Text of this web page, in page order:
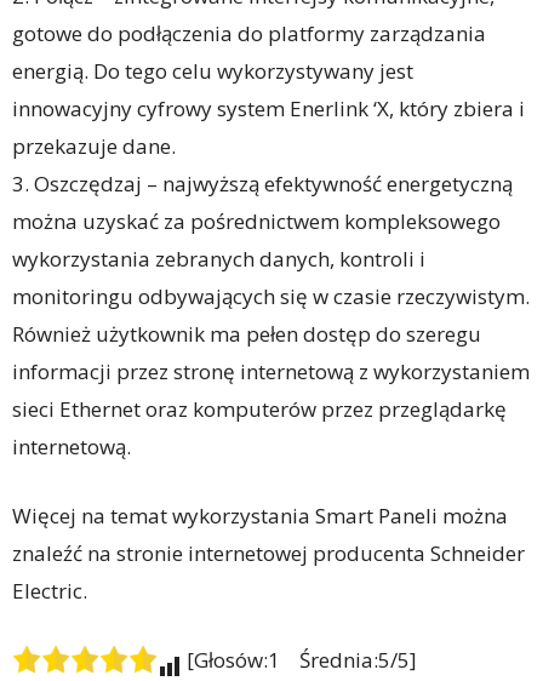
gotowe do podłączenia do platformy zarządzania
energią. Do tego celu wykorzystywany jest
innowacyjny cyfrowy system Enerlink ‘X, który zbiera i
przekazuje dane.
3. Oszczędzaj – najwyższą efektywność energetyczną
można uzyskać za pośrednictwem kompleksowego
wykorzystania zebranych danych, kontroli i
monitoringu odbywających się w czasie rzeczywistym.
Również użytkownik ma pełen dostęp do szeregu
informacji przez stronę internetową z wykorzystaniem
sieci Ethernet oraz komputerów przez przeglądarkę
internetową.
Więcej na temat wykorzystania Smart Paneli można
znaleźć na stronie internetowej producenta Schneider
Electric.
[Głosów:1 Średnia:5/5]